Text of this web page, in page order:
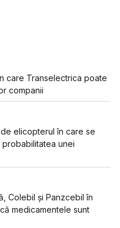
care Transelectrica poate
companii
elicopterul în care se
unei
Colebil și Panzcebil în
medicamentele sunt